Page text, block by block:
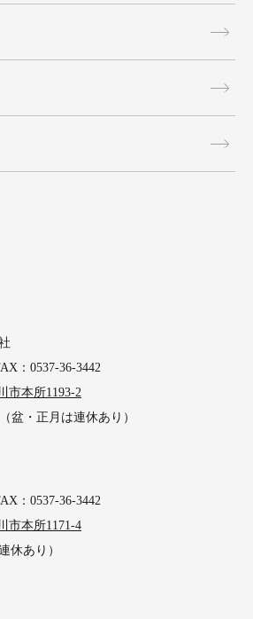
：0537-36-3442
市本所1193-2
盆・正月は連休あり）
：0537-36-3442
市本所1171-4
休あり）